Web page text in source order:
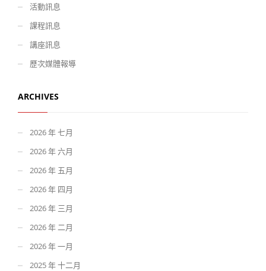
活動訊息
課程訊息
講座訊息
歷次媒體報導
ARCHIVES
2026 年 七月
2026 年 六月
2026 年 五月
2026 年 四月
2026 年 三月
2026 年 二月
2026 年 一月
2025 年 十二月